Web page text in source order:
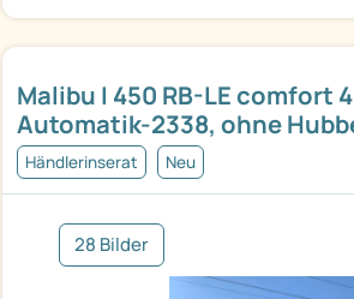
Malibu I 450 RB-LE comfort
Automatik-2338, ohne
Händlerinserat Neu
28 Bilder